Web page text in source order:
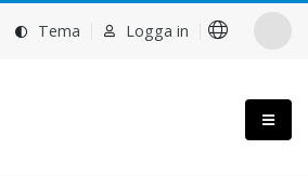
Tema Logga in